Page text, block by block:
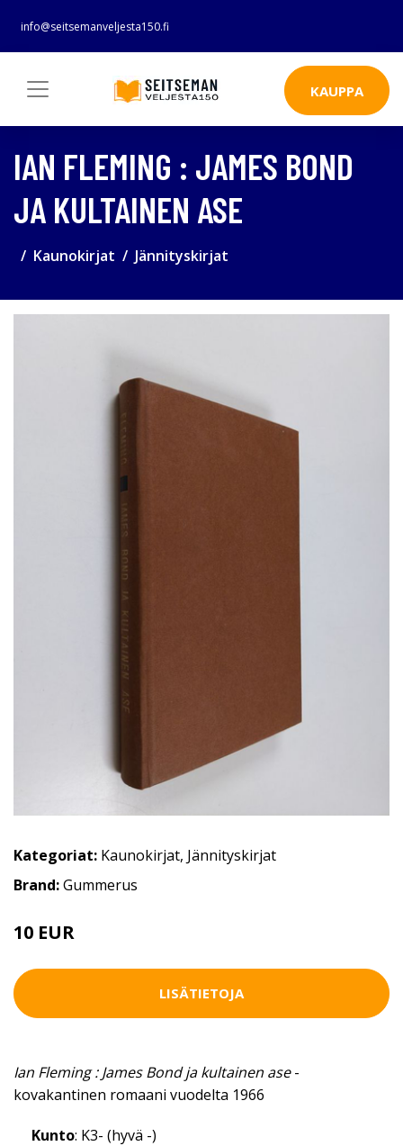
info@seitsemanveljesta150.fi
KAUPPA
IAN FLEMING : JAMES BOND
JA KULTAINEN ASE
Kaunokirjat Jännityskirjat
Kategoriat: Kaunokirjat, Jännityskirjat
Brand:Gummerus
10 EUR
LISÄTIETOJA
Ian Fleming : James Bond ja kultainen ase-
kovakantinen romaani vuodelta 1966
Kunto: K3- (hyvä -)